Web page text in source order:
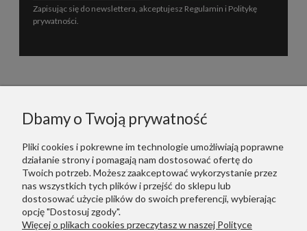
Zapisując się do newslettera, akceptujesz Regulamin i Politykę
prywatności.
Warunki Zakupów
Dodatkowe Linki
Dbamy o Twoją prywatność
Pliki cookies i pokrewne im technologie umożliwiają poprawne
działanie strony i pomagają nam dostosować ofertę do
Twoich potrzeb. Możesz zaakceptować wykorzystanie przez
nas wszystkich tych plików i przejść do sklepu lub
dostosować użycie plików do swoich preferencji, wybierając
opcję "Dostosuj zgody".
Więcej o plikach cookies przeczytasz w naszej Polityce